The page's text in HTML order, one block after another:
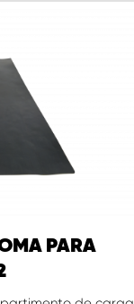
PARA